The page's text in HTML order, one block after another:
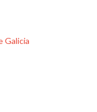
Galicia